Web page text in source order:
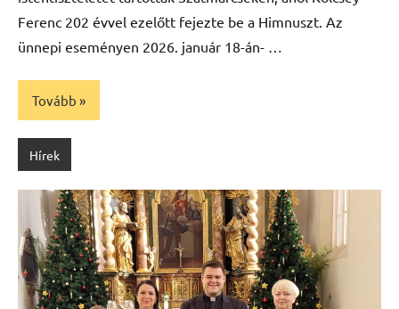
Ferenc 202 évvel ezelőtt fejezte be a Himnuszt. Az
ünnepi eseményen 2026. január 18-án- …
Tovább
Hírek